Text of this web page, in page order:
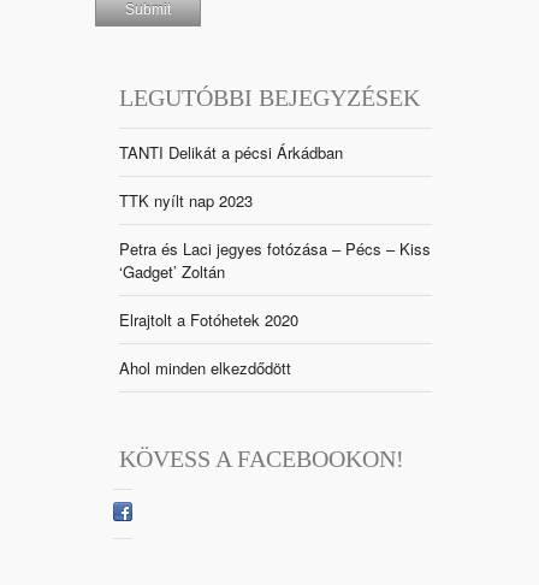
LEGUTÓBBI BEJEGYZÉSEK
TANTI Delikát a pécsi Árkádban
TTK nyílt nap 2023
Petra és Laci jegyes fotózása – Pécs – Kiss
‘Gadget’ Zoltán
Elrajtolt a Fotóhetek 2020
Ahol minden elkezdődött
KÖVESS A FACEBOOKON!